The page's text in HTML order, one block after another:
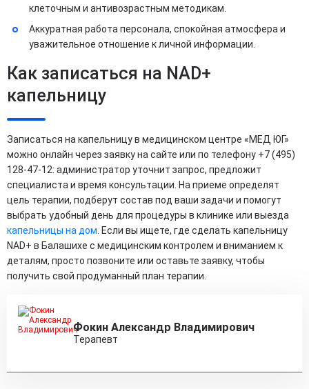
клеточным и антивозрастным методикам.
Аккуратная работа персонала, спокойная атмосфера и
уважительное отношение к личной информации.
Как записаться на NAD+
капельницу
Записаться на капельницу в медицинском центре «МЕД ЮГ»
можно онлайн через заявку на сайте или по телефону +7 (495)
128-47-12: администратор уточнит запрос, предложит
специалиста и время консультации. На приеме определят
цель терапии, подберут состав под ваши задачи и помогут
выбрать удобный день для процедуры в клинике или выезда
капельницы на дом . Если вы ищете, где сделать капельницу
NAD+ в Балашихе с медицинским контролем и вниманием к
деталям, просто позвоните или оставьте заявку, чтобы
получить свой продуманный план терапии.
Фокин Александр Владимирович
Терапевт